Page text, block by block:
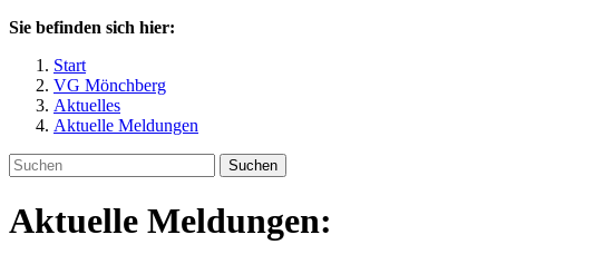
Sie befinden sich hier:
Start
VG Mönchberg
Aktuelles
Aktuelle Meldungen
Suchen
Aktuelle Meldungen: